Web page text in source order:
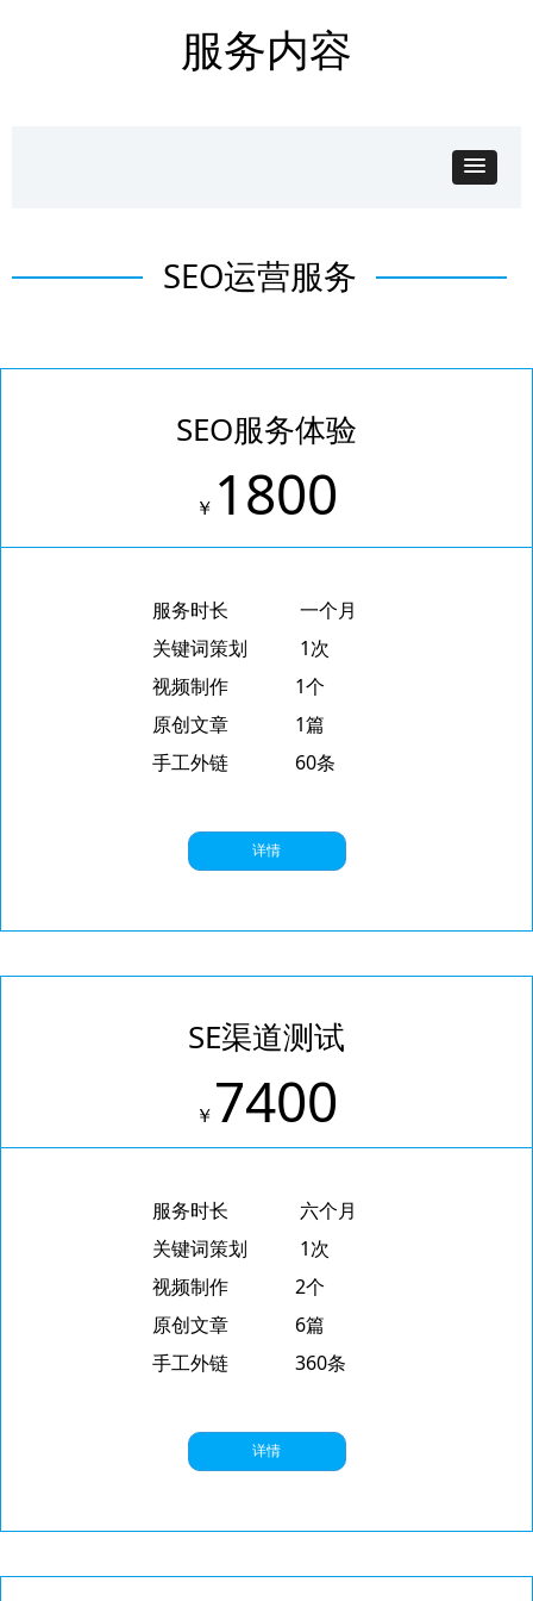
服务内容
SEO运营服务
SEO服务体验
￥ 1800
服务时长 一个月
关键词策划 1次
视频制作 1个
原创文章 1篇
手工外链 60条
详情
SE渠道测试
￥ 7400
服务时长 六个月
关键词策划 1次
视频制作 2个
原创文章 6篇
手工外链 360条
详情